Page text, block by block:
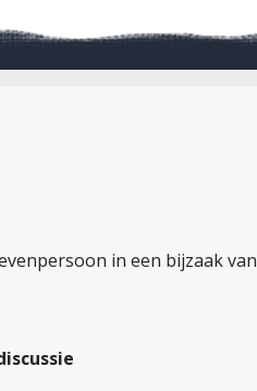
in een bijzaak